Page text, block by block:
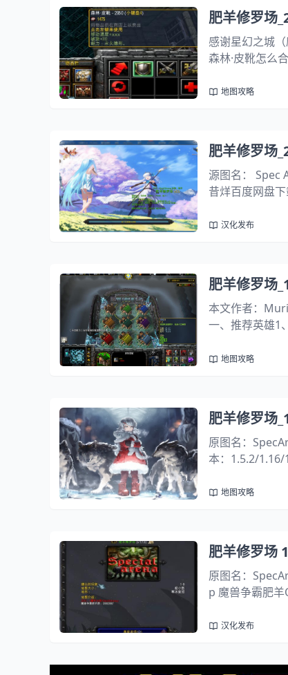
肥羊修罗场
感谢星幻之城
森林·皮靴怎么
地图攻略
肥羊修罗场
源图名： Spec
昔烊百度网盘
汉化发布
肥羊修罗场
本文作者：
一、推荐英雄1
天神心，场上
地图攻略
肥羊修罗场
原图名：
本：1.5.2/1.16/
地图攻略
肥羊修罗场
原图名：
p 魔兽争霸肥
汉化发布